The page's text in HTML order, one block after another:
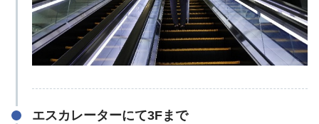
エスカレーターにて3Fまで